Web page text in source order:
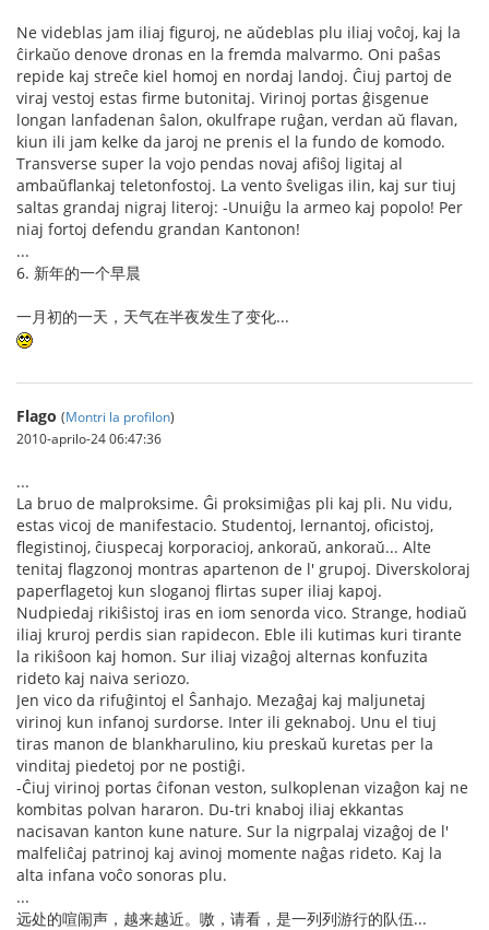
Ne videblas jam iliaj figuroj, ne aŭdeblas plu iliaj voĉoj, kaj la
ĉirkaŭo denove dronas en la fremda malvarmo. Oni paŝas
repide kaj streĉe kiel homoj en nordaj landoj. Ĉiuj partoj de
viraj vestoj estas firme butonitaj. Virinoj portas ĝisgenue
longan lanfadenan ŝalon, okulfrape ruĝan, verdan aŭ flavan,
kiun ili jam kelke da jaroj ne prenis el la fundo de komodo.
Transverse super la vojo pendas novaj afiŝoj ligitaj al
ambaŭflankaj teletonfostoj. La vento ŝveligas ilin, kaj sur tiuj
saltas grandaj nigraj literoj: -Unuiĝu la armeo kaj popolo! Per
niaj fortoj defendu grandan Kantonon!
...
6. 新年的一个早晨
一月初的一天，天气在半夜发生了变化...
Flago (Montri la profilon)
2010-aprilo-24 06:47:36
...
La bruo de malproksime. Ĝi proksimiĝas pli kaj pli. Nu vidu,
estas vicoj de manifestacio. Studentoj, lernantoj, oficistoj,
flegistinoj, ĉiuspecaj korporacioj, ankoraŭ, ankoraŭ... Alte
tenitaj flagzonoj montras apartenon de l' grupoj. Diverskoloraj
paperflagetoj kun sloganoj flirtas super iliaj kapoj.
Nudpiedaj rikiŝistoj iras en iom senorda vico. Strange, hodiaŭ
iliaj kruroj perdis sian rapidecon. Eble ili kutimas kuri tirante
la rikiŝoon kaj homon. Sur iliaj vizaĝoj alternas konfuzita
rideto kaj naiva seriozo.
Jen vico da rifuĝintoj el Ŝanhajo. Mezaĝaj kaj maljunetaj
virinoj kun infanoj surdorse. Inter ili geknaboj. Unu el tiuj
tiras manon de blankharulino, kiu preskaŭ kuretas per la
vinditaj piedetoj por ne postiĝi.
-Ĉiuj virinoj portas ĉifonan veston, sulkoplenan vizaĝon kaj ne
kombitas polvan hararon. Du-tri knaboj iliaj ekkantas
nacisavan kanton kune nature. Sur la nigrpalaj vizaĝoj de l'
malfeliĉaj patrinoj kaj avinoj momente naĝas rideto. Kaj la
alta infana voĉo sonoras plu.
...
远处的喧闹声，越来越近。嗷，请看，是一列列游行的队伍...